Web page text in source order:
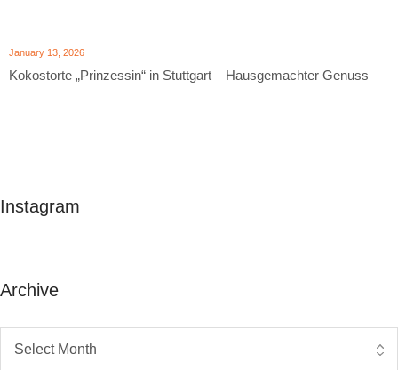
January 13, 2026
Kokostorte „Prinzessin“ in Stuttgart – Hausgemachter Genuss
Instagram
Archive